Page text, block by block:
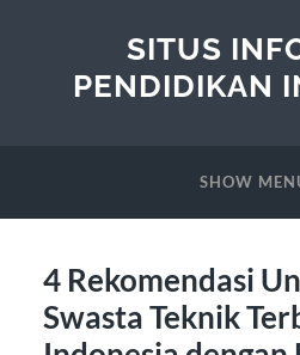
SITUS
PENDIDIKAN
SHOW
4 Rekomendasi
Swasta Teknik